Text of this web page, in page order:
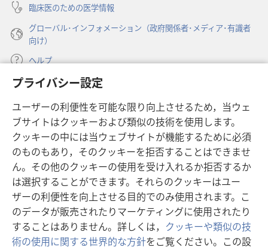
プライバシー設定
ユーザーの利便性を可能な限り向上させるため，当ウェ
ブサイトはクッキーおよび類似の技術を使用します。
クッキーの中には当ウェブサイトが機能するために必須
のものもあり，そのクッキーを拒否することはできませ
ん。その他のクッキーの使用を受け入れるか拒否するか
は選択することができます。それらのクッキーはユー
ザーの利便性を向上させる目的でのみ使用されます。こ
のデータが販売されたりマーケティングに使用されたり
することはありません。詳しくは， クッキーや類似の技
術の使用に関する世界的な方針をご覧ください。この設
臨床医のための医学情報
グローバル･インフォメーション（政府関係者･メディア･有識者
向け）
ヘルプ
寄付
し
い
タ
ブ
で
開
く）
ものみの塔 オンライン・ライブラリー
（新
し
い
タ
ブ
で
開
く）
JW Hub ®
（新
し
い
タ
ブ
で
開
く）
JW Library ®
Watchtower Library®